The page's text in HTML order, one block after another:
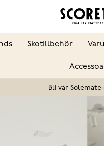
Skotillbehör
Bli vår Solemate